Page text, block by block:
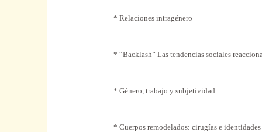
* Relaciones intragénero
* “Backlash” Las tendencias sociales
* Género, trabajo y subjetividad
* Cuerpos remodelados: cirugías e identidades